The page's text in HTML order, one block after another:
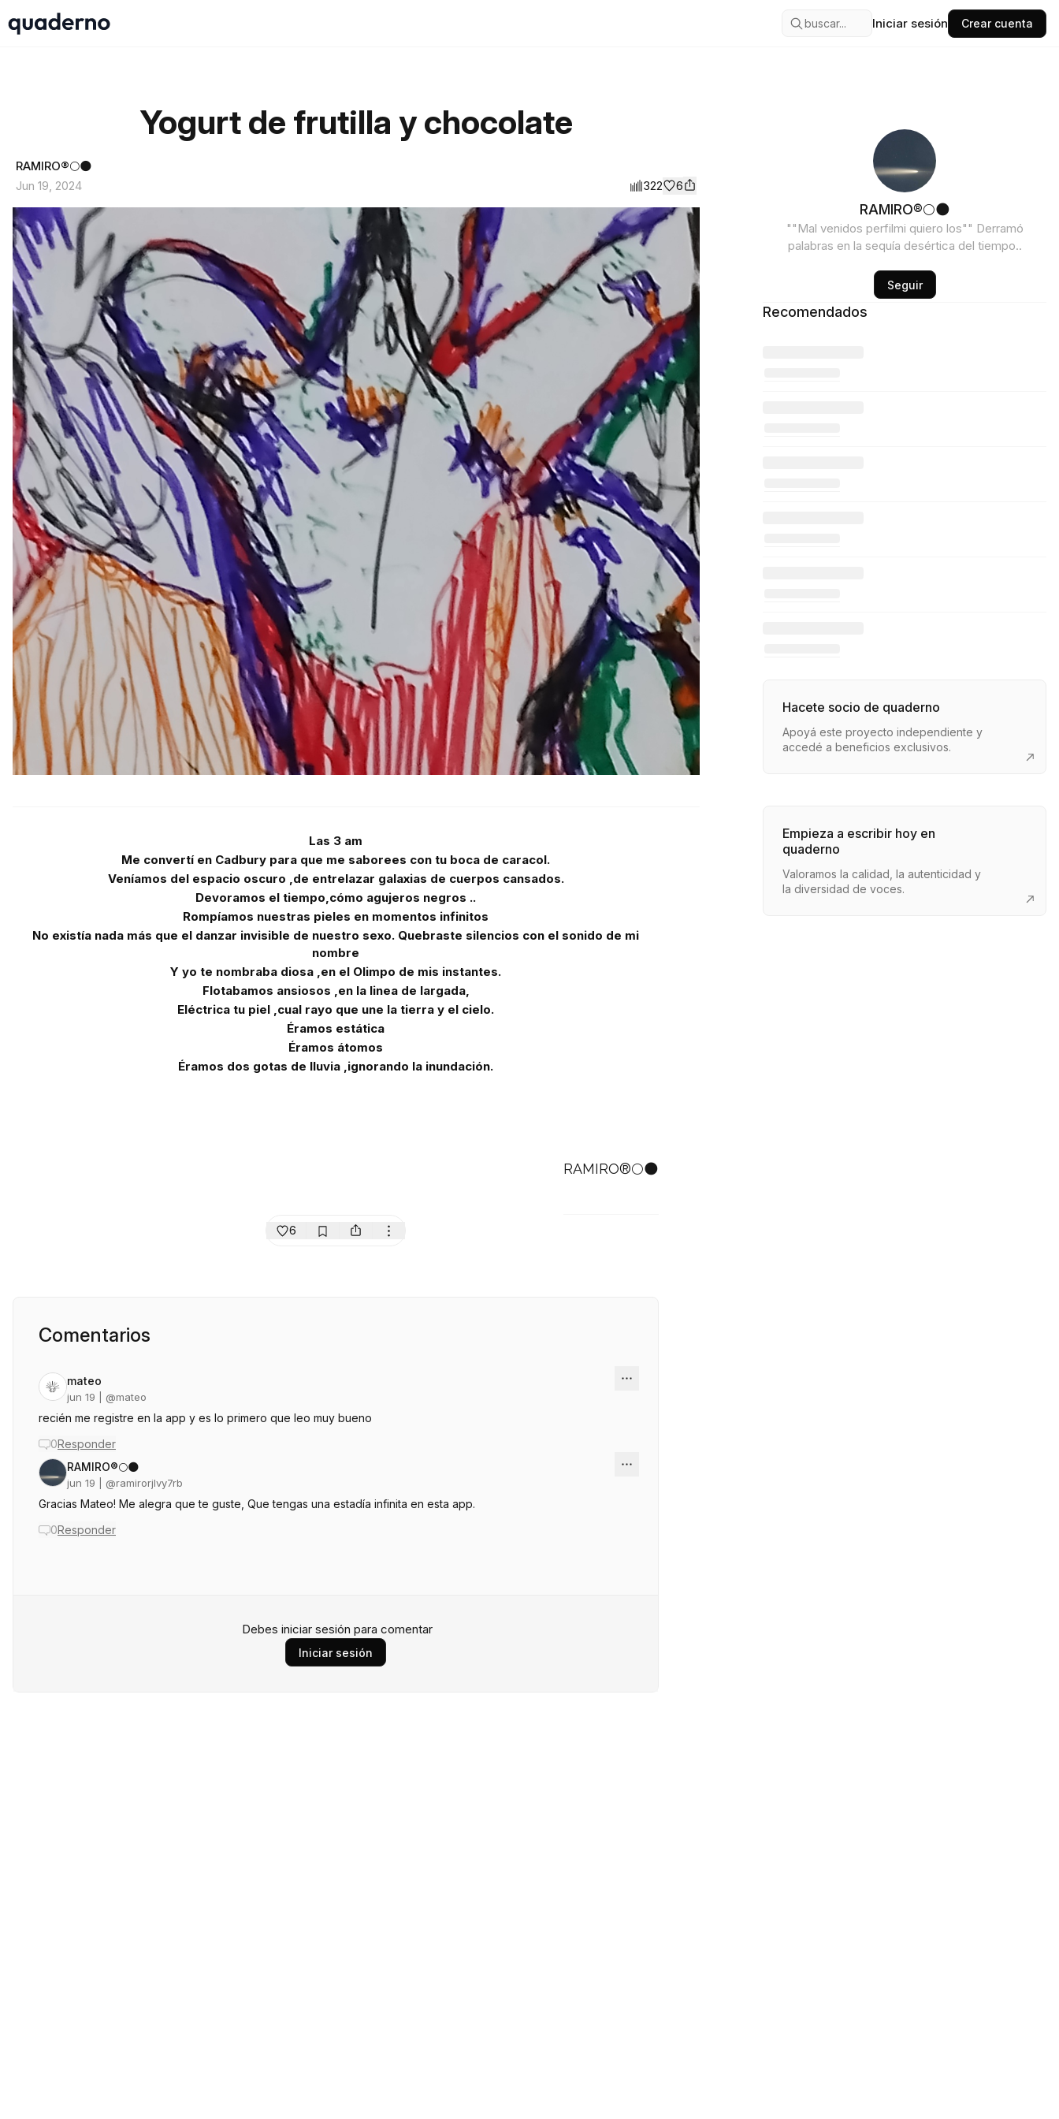
buscar... Iniciar sesión Crear cuenta
Yogurt de frutilla y chocolate
RAMIRO®🌕🌑
Jun 19, 2024
322 6
Las 3 am
Me convertí en Cadbury para que me saborees con tu boca de caracol.
Veníamos del espacio oscuro ,de entrelazar galaxias de cuerpos cansados.
Devoramos el tiempo,cómo agujeros negros ..
Rompíamos nuestras pieles en momentos infinitos
No existía nada más que el danzar invisible de nuestro sexo. Quebraste silencios con el sonido de mi
nombre
Y yo te nombraba diosa ,en el Olimpo de mis instantes.
Flotabamos ansiosos ,en la linea de largada,
Eléctrica tu piel ,cual rayo que une la tierra y el cielo.
Éramos estática
Éramos átomos
Éramos dos gotas de lluvia ,ignorando la inundación.
RAMIRO®🌕🌑
6
Comentarios
mateo
jun 19 | @mateo
recién me registre en la app y es lo primero que leo muy bueno
0Responder
RAMIRO®🌕🌑
jun 19 | @ramirorjlvy7rb
Gracias Mateo! Me alegra que te guste, Que tengas una estadía infinita en esta app.
0Responder
Debes iniciar sesión para comentar
Iniciar sesión
RAMIRO®🌕🌑
""Mal venidos perfilmi quiero los"" Derramó
palabras en la sequía desértica del tiempo..
Seguir
Recomendados
Hacete socio de quaderno
Apoyá este proyecto independiente y
accedé a beneficios exclusivos.
Empieza a escribir hoy en
quaderno
Valoramos la calidad, la autenticidad y
la diversidad de voces.